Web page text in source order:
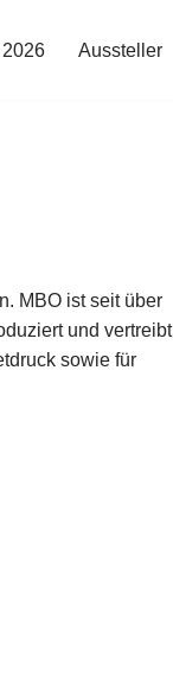
Aussteller
MBO ist seit über
und vertreibt
sowie für